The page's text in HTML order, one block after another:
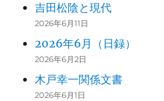
吉田松陰と現代
2026年6月11日
2026年6月（日録）
2026年6月2日
木戸幸一関係文書
2026年6月1日